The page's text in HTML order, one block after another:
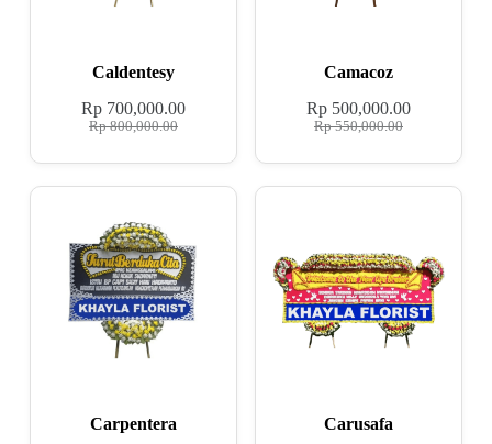
Caldentesy
Rp800,000.00
Rp700,000.00
Camacoz
Rp550,000.00
Rp 500,000.00
Carpentera Carusafa